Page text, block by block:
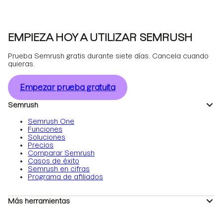
EMPIEZA HOY A UTILIZAR SEMRUSH
Prueba Semrush gratis durante siete días. Cancela cuando
quieras.
Empezar prueba gratuita
Semrush
Semrush One
Funciones
Soluciones
Precios
Comparar Semrush
Casos de éxito
Semrush en cifras
Programa de afiliados
Más herramientas